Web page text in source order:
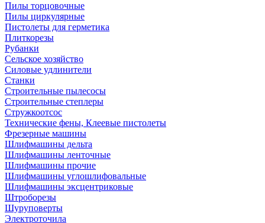
Пилы торцовочные
Пилы циркулярные
Пистолеты для герметика
Плиткорезы
Рубанки
Сельское хозяйство
Силовые удлинители
Станки
Строительные пылесосы
Строительные степлеры
Стружкоотсос
Технические фены, Клеевые пистолеты
Фрезерные машины
Шлифмашины дельта
Шлифмашины ленточные
Шлифмашины прочие
Шлифмашины углошлифовальные
Шлифмашины эксцентриковые
Штроборезы
Шуруповерты
Электроточила